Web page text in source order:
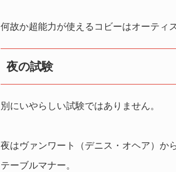
何故か超能力が使えるコビーはオーティ
夜の試験
別にいやらしい試験ではありません。
夜はヴァンワート（デニス・オヘア）か
テーブルマナー。